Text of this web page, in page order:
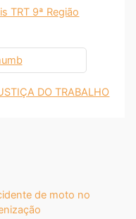
TRT 9ª Região
DO TRABALHO
de moto no